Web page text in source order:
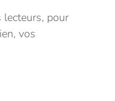
lecteurs, pour
vos